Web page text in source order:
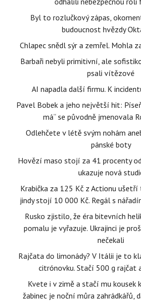
Byl to rozlučkový zápas,
budoucnost hvězdy
Chlapec snědl sýr a zemřel. Mohla
Barbaři nebyli primitivní, ale
psali vítězové
AI napadla další firmu. K
Pavel Bobek a jeho největší hit:
má“ se původně jmenovala
Odlehčete v létě svým nohám
pánské boty
Hovězí maso stojí za 41 procenty
ukazuje nová
Krabička za 125 Kč z Actionu
jindy stojí 10 000 Kč. Regál s
Rusko zjistilo, že éra bitevních
pomalu je vyřazuje. Ukrajinci je
nečekali
Rajčata do limonády? V Itálii je to
citrónovku. Stačí 500 g rajčat
Kvete i v zimě a stačí mu kousek
žabinec je noční můra zahrádkářů,